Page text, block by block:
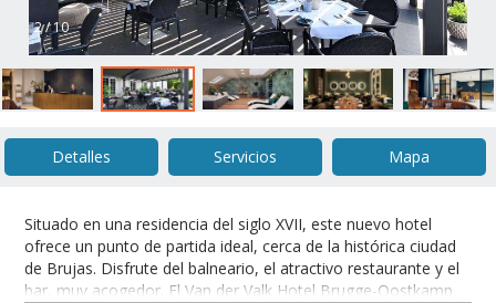
2 / 10
Detalles Servicios Mapa
Situado en una residencia del siglo XVII, este nuevo hotel
ofrece un punto de partida ideal, cerca de la histórica ciudad
de Brujas. Disfrute del balneario, el atractivo restaurante y el
bar, muy acogedor. El Van der Valk Hotel Brugge-Oostkamp